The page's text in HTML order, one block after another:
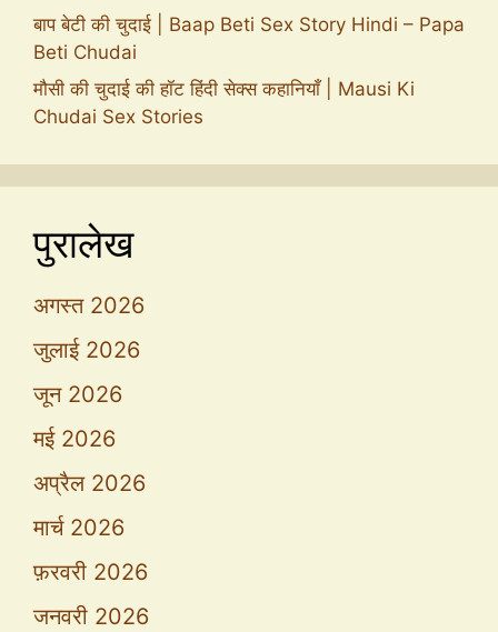
बाप बेटी की चुदाई | Baap Beti Sex Story Hindi – Papa
Beti Chudai
मौसी की चुदाई की हॉट हिंदी सेक्स कहानियाँ | Mausi Ki
Chudai Sex Stories
पुरालेख
अगस्त 2026
जुलाई 2026
जून 2026
मई 2026
अप्रैल 2026
मार्च 2026
फ़रवरी 2026
जनवरी 2026